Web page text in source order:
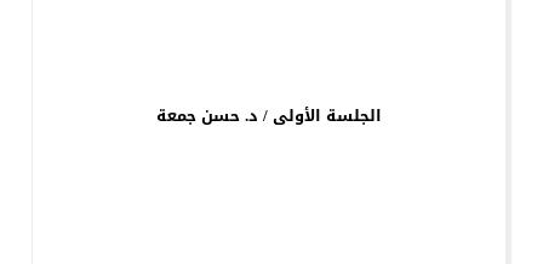
الجلسة الأولى / د. حسن جمعة